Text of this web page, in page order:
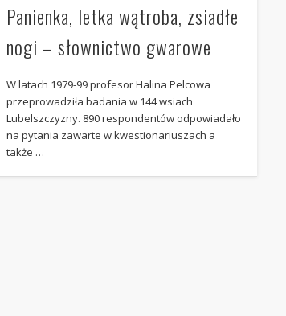
Panienka, letka wątroba, zsiadłe
nogi – słownictwo gwarowe
W latach 1979-99 profesor Halina Pelcowa
przeprowadziła badania w 144 wsiach
Lubelszczyzny. 890 respondentów odpowiadało
na pytania zawarte w kwestionariuszach a
także …